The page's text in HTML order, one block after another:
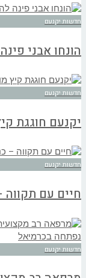
חדשות יקנעם
הונחו אבני פינה להקמת 6 כיתות
חדשות יקנעם
יקנעם חוגגת
חדשות יקנעם
חיים עם
חדשות יקנעם